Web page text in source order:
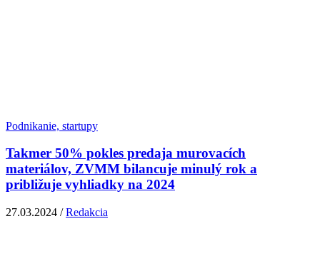
Podnikanie, startupy
Takmer 50% pokles predaja murovacích
materiálov, ZVMM bilancuje minulý rok a
približuje vyhliadky na 2024
27.03.2024 /Redakcia